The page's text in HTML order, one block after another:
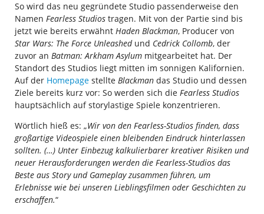
So wird das neu gegründete Studio passenderweise den
Namen Fearless Studios tragen. Mit von der Partie sind bis
jetzt wie bereits erwähnt Haden Blackman, Producer von
Star Wars: The Force Unleashed und Cedrick Collomb, der
zuvor an Batman: Arkham Asylum mitgearbeitet hat. Der
Standort des Studios liegt mitten im sonnigen Kalifornien.
Auf der Homepage stellte Blackman das Studio und dessen
Ziele bereits kurz vor: So werden sich die Fearless Studios
hauptsächlich auf storylastige Spiele konzentrieren.
Wörtlich hieß es: „Wir von den Fearless-Studios finden, dass
großartige Videospiele einen bleibenden Eindruck hinterlassen
sollten. (…) Unter Einbezug kalkulierbarer kreativer Risiken und
neuer Herausforderungen werden die Fearless-Studios das
Beste aus Story und Gameplay zusammen führen, um
Erlebnisse wie bei unseren Lieblingsfilmen oder Geschichten zu
erschaffen.“